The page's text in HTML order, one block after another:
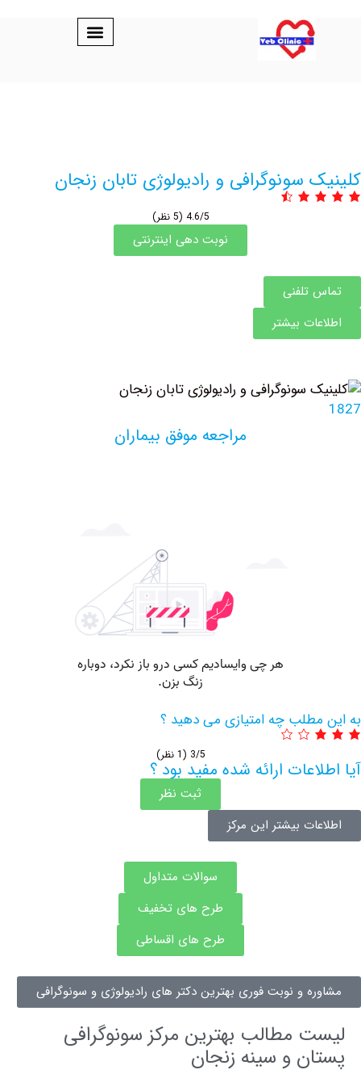
سونوگرافی و رادیولوژی تابان زنجان
نوبت دهی اینترنتی
تلفنی
بیشتر
مراجعه موفق بیماران
چه امتیازی می دهید ؟
ارائه شده مفید بود ؟
ثبت نظر
بیشتر این مرکز
سوالات متداول
طرح های تخفیف
طرح های اقساطی
و نوبت فوری بهترین دکتر های رادیولوژی و سونوگرافی
مطالب بهترین مرکز سونوگرافی
و سینه زنجان